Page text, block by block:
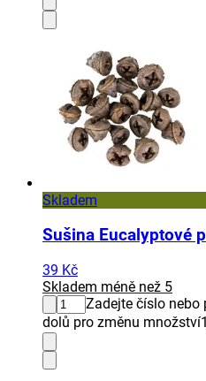
Skladem
Sušina Eucalyptové
39 Kč
Skladem méně než 5
Zadejte číslo nebo
dolů pro změnu množství1